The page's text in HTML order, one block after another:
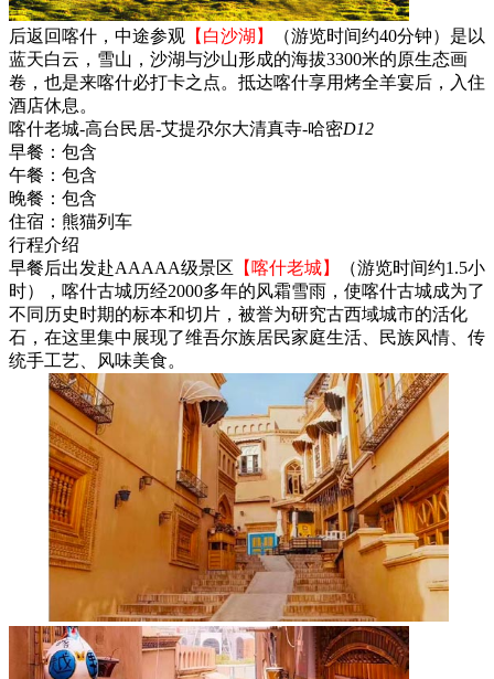
后返回喀什，中途参观 【白沙湖】
（游览时间约40分钟）是以
蓝天白云，雪山，沙湖与沙山形成的海拔3300米的原生态画
卷，也是来喀什必打卡之点。抵达喀什享用烤全羊宴后，入住
酒店休息。
喀什老城-高台民居-艾提尕尔大清真寺-哈密D12
早餐： 包含
午餐： 包含
晚餐： 包含
住宿： 熊猫列车
行程介绍
早餐后出发赴AAAAA级景区 【喀什老城】
（游览时间约1.5小
时），喀什古城历经2000多年的风霜雪雨，使喀什古城成为了
不同历史时期的标本和切片，被誉为研究古西域城市的活化
石，在这里集中展现了维吾尔族居民家庭生活、民族风情、传
统手工艺、风味美食。